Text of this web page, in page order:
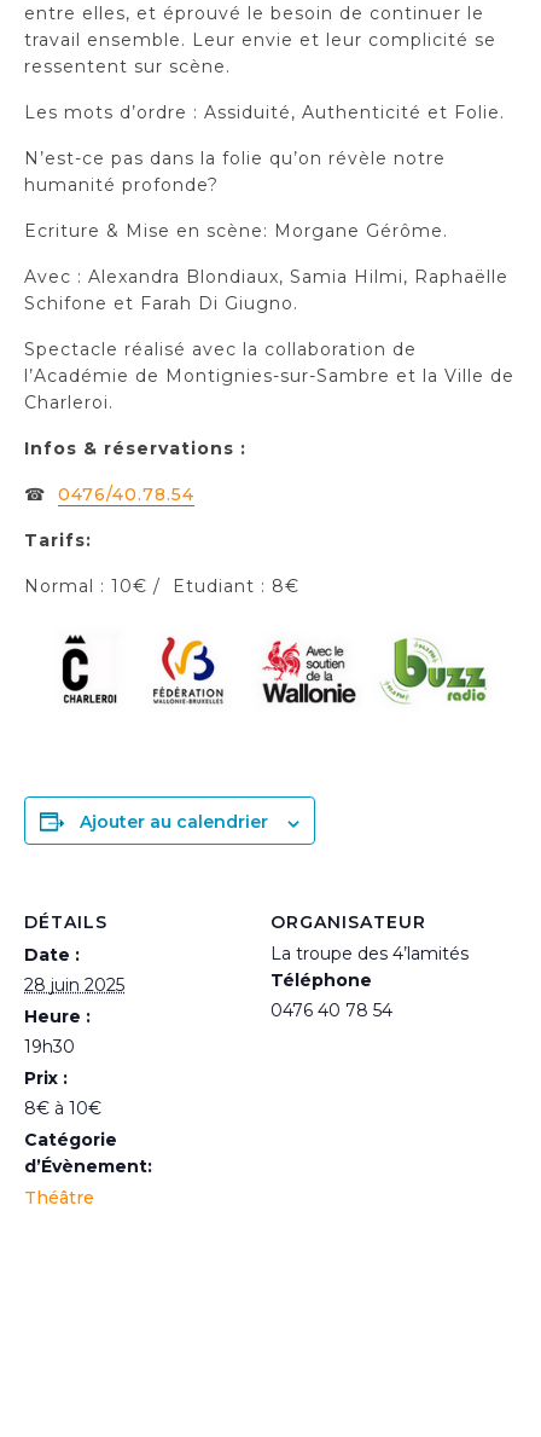
entre elles, et éprouvé le besoin de continuer le
travail ensemble. Leur envie et leur complicité se
ressentent sur scène.
Les mots d’ordre : Assiduité, Authenticité et Folie.
N’est-ce pas dans la folie qu’on révèle notre
humanité profonde?
Ecriture & Mise en scène: Morgane Gérôme.
Avec : Alexandra Blondiaux, Samia Hilmi, Raphaëlle
Schifone et Farah Di Giugno.
Spectacle réalisé avec la collaboration de
l’Académie de Montignies-sur-Sambre et la Ville de
Charleroi.
Infos & réservations :
☎ 0476/40.78.54
Tarifs:
Normal : 10€ / Etudiant : 8€
Ajouter au calendrier
DÉTAILS
Date :
28 juin 2025
Heure :
19h30
Prix :
8€ à 10€
Catégorie
d’Évènement:
Théâtre
ORGANISATEUR
La troupe des 4’lamités
Téléphone
0476 40 78 54